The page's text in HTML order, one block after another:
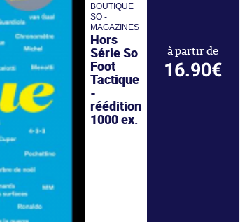
BOUTIQUE
SO -
MAGAZINES
Hors
Série So
Foot
Tactique
-
réédition
1000 ex.
à partir de
16.90€